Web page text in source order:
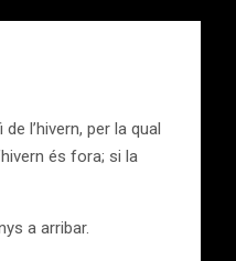
l’hivern, per la qual
és fora; si la
a arribar.